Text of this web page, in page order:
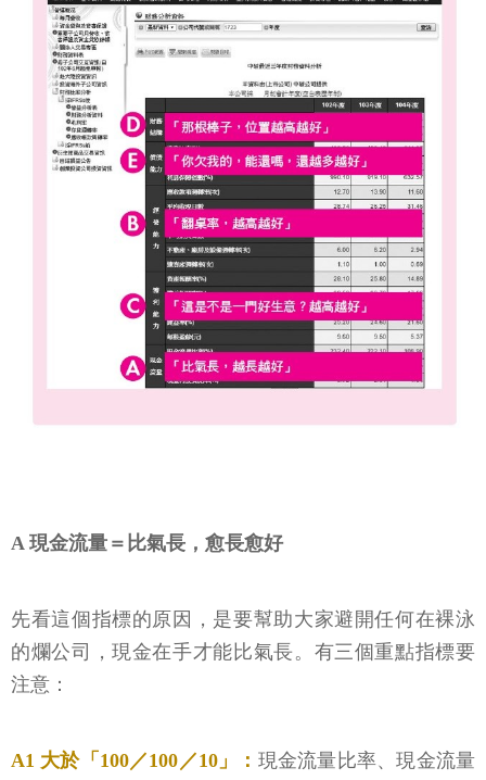
A 現金流量＝比氣長，愈長愈好
先看這個指標的原因，是要幫助大家避開任何在裸泳
的爛公司，現金在手才能比氣長。有三個重點指標要
注意：
A1 大於「100／100／10」： 現金流量比率、現金流量